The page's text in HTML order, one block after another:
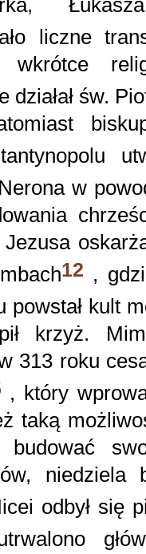
liczne
wkrótce
św.
w
Jezusa
12 ,
powstał kult
krzyż.
313 roku
, który
taką
odbył się